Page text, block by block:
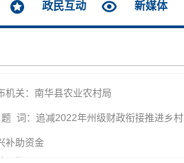
政民互动 新媒体
机关：南华县农业农村局
词：追减2022年州级财政衔接推进乡村
补助资金